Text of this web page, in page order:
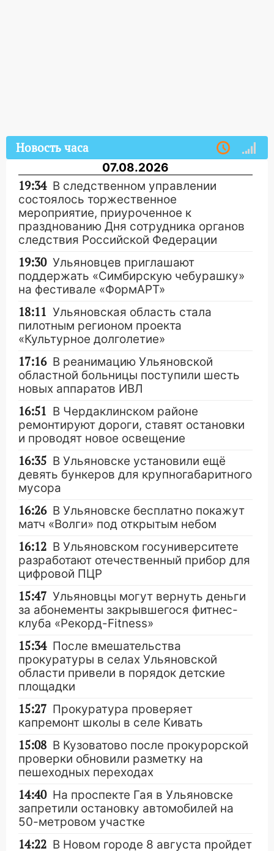
Новость часа
07.08.2026
19:34 В следственном управлении
состоялось торжественное
мероприятие, приуроченное к
празднованию Дня сотрудника органов
следствия Российской Федерации
19:30 Ульяновцев приглашают
поддержать «Симбирскую чебурашку»
на фестивале «ФормАРТ»
18:11 Ульяновская область стала
пилотным регионом проекта
«Культурное долголетие»
17:16 В реанимацию Ульяновской
областной больницы поступили шесть
новых аппаратов ИВЛ
16:51 В Чердаклинском районе
ремонтируют дороги, ставят остановки
и проводят новое освещение
16:35 В Ульяновске установили ещё
девять бункеров для крупногабаритного
мусора
16:26 В Ульяновске бесплатно покажут
матч «Волги» под открытым небом
16:12 В Ульяновском госуниверситете
разработают отечественный прибор для
цифровой ПЦР
15:47 Ульяновцы могут вернуть деньги
за абонементы закрывшегося фитнес-
клуба «Рекорд-Fitness»
15:34 После вмешательства
прокуратуры в селах Ульяновской
области привели в порядок детские
площадки
15:27 Прокуратура проверяет
капремонт школы в селе Кивать
15:08 В Кузоватово после прокурорской
проверки обновили разметку на
пешеходных переходах
14:40 На проспекте Гая в Ульяновске
запретили остановку автомобилей на
50-метровом участке
14:22 В Новом городе 8 августа пройдет